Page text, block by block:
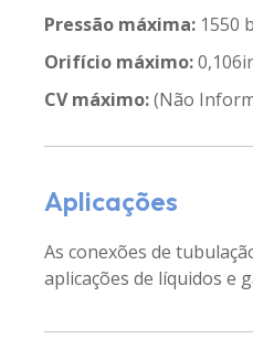
Pressão máxima: 1550
Orifício máximo:
CV máximo:(Não
Aplicações
As conexões de
aplicações de líquidos e